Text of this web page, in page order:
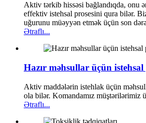
Aktiv tərkib hissəsi bağlandıqda, onu
effektiv istehsal prosesini qura bilər.
uğurunu müəyyən etmək üçün son
Ətraflı...
Hazır məhsullar üçün
Aktiv maddələrin istehlak üçün
ola bilər. Komandamız müştərilərimiz
Ətraflı...